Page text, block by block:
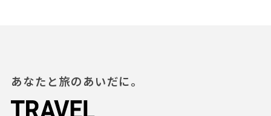
あなたと旅のあいだに。